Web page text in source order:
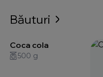
Băuturi
Coca cola
500 g